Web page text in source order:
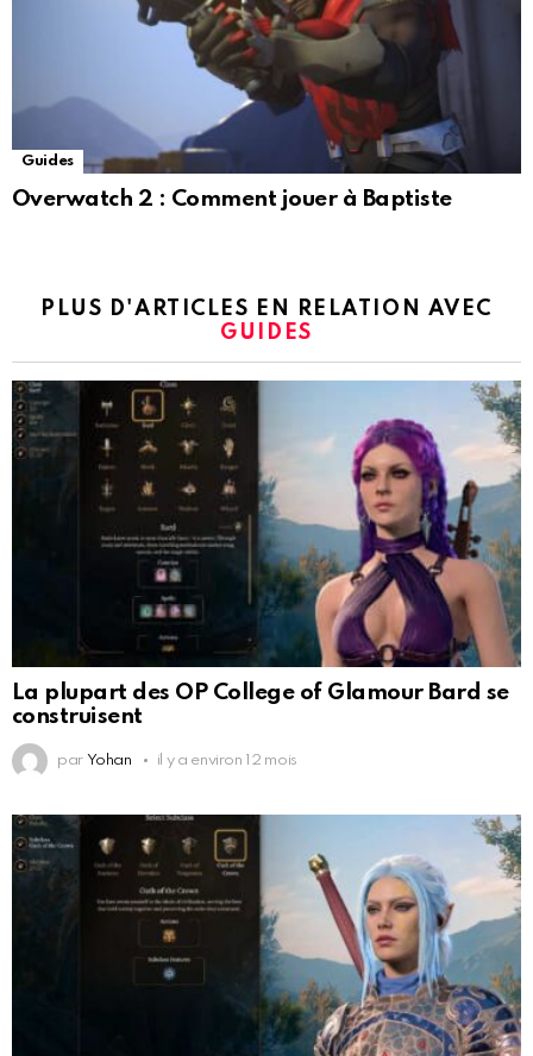
Guides
Overwatch 2 : Comment jouer à Baptiste
PLUS D'ARTICLES EN RELATION AVEC
GUIDES
La plupart des OP College of Glamour Bard se
construisent
par Yohan il y a environ 12 mois